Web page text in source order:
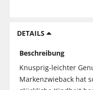
DETAILS
Beschreibung
Knusprig-leichter
Markenzwieback hat